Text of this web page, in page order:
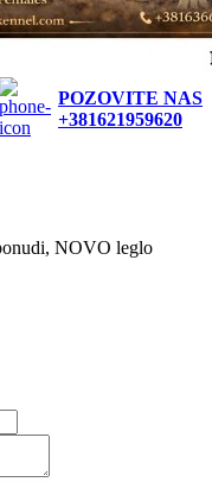
POZOVITE NAS
+381621959620
NOVO leglo